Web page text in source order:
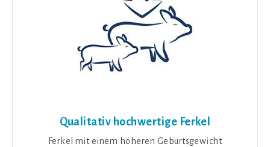
Qualitativ hochwertige Ferkel
Ferkel mit einem höheren Geburtsgewicht